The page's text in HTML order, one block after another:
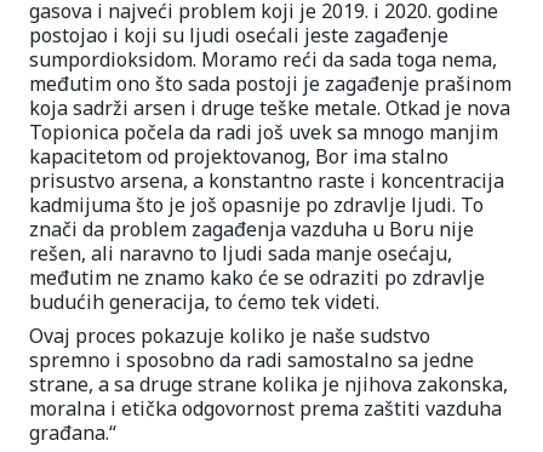
gasova i najveći problem koji je 2019. i 2020. godine
postojao i koji su ljudi osećali jeste zagađenje
sumpordioksidom. Moramo reći da sada toga nema,
međutim ono što sada postoji je zagađenje prašinom
koja sadrži arsen i druge teške metale. Otkad je nova
Topionica počela da radi još uvek sa mnogo manjim
kapacitetom od projektovanog, Bor ima stalno
prisustvo arsena, a konstantno raste i koncentracija
kadmijuma što je još opasnije po zdravlje ljudi. To
znači da problem zagađenja vazduha u Boru nije
rešen, ali naravno to ljudi sada manje osećaju,
međutim ne znamo kako će se odraziti po zdravlje
budućih generacija, to ćemo tek videti.
Ovaj proces pokazuje koliko je naše sudstvo
spremno i sposobno da radi samostalno sa jedne
strane, a sa druge strane kolika je njihova zakonska,
moralna i etička odgovornost prema zaštiti vazduha
građana.“